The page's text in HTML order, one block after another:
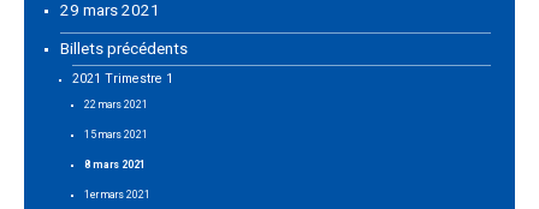
29 mars 2021
Billets précédents
2021 Trimestre 1
22 mars 2021
15 mars 2021
8 mars 2021
1er mars 2021